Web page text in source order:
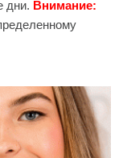
дни. Внимание: